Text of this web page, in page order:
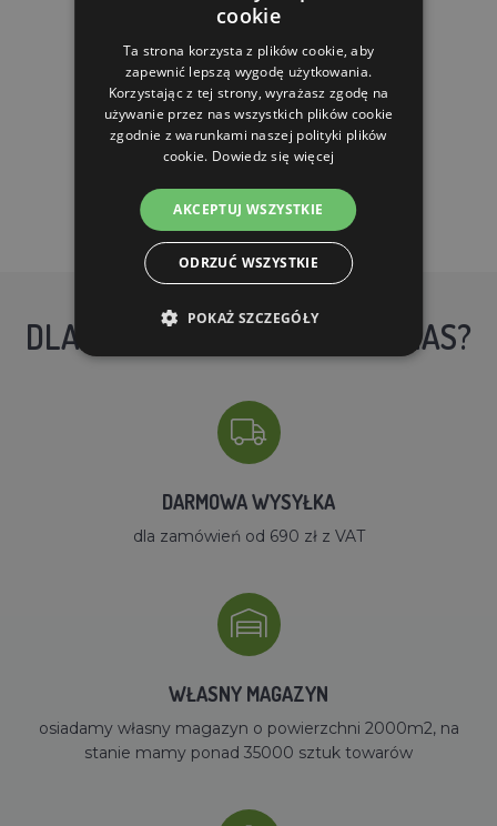
163.28 zl
121.92 zl
W MAGAZYNIE
DO KOSZYKA
DLACZEGO WARTO KUPIĆ U NAS?
DARMOWA WYSYŁKA
dla zamówień od 690 zł z VAT
WŁASNY MAGAZYN
osiadamy własny magazyn o powierzchni 2000m2, na
stanie mamy ponad 35000 sztuk towarów
cookie
Ta strona korzysta z plików cookie, aby
zapewnić lepszą wygodę użytkowania.
Korzystając z tej strony, wyrażasz zgodę na
używanie przez nas wszystkich plików cookie
zgodnie z warunkami naszej polityki plików
cookie. Dowiedz się więcej
AKCEPTUJ WSZYSTKIE
ODRZUĆ WSZYSTKIE
POKAŻ SZCZEGÓŁY